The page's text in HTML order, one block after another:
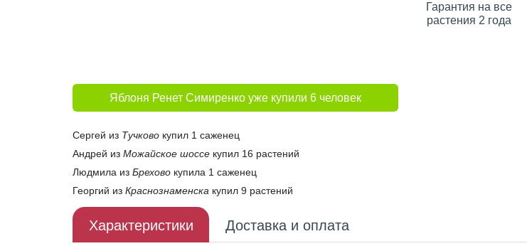
Яблоня Ренет Симиренко уже купили 6 человек
Сергей из Тучково купил 1 саженец
Андрей из Можайское шоссе купил 16 растений
Людмила из Брехово купила 1 саженец
Георгий из Краснознаменска купил 9 растений
Гарантия на все
растения 2 года
Характеристики Доставка и оплата